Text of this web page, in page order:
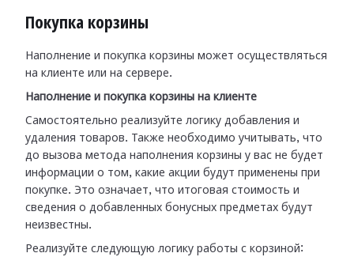
Покупка корзины
Наполнение и покупка корзины может осуществляться
на клиенте или на сервере.
Наполнение и покупка корзины на клиенте
Самостоятельно реализуйте логику добавления и
удаления товаров. Также необходимо учитывать, что
до вызова метода наполнения корзины у вас не будет
информации о том, какие акции будут применены при
покупке. Это означает, что итоговая стоимость и
сведения о добавленных бонусных предметах будут
неизвестны.
Реализуйте следующую логику работы с корзиной: